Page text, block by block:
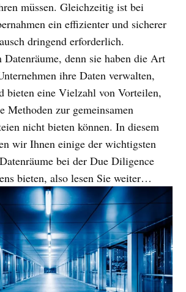
müssen. Gleichzeitig ist bei
ein effizienter und sicherer
dringend erforderlich.
Datenräume, denn sie haben die Art
ihre Daten verwalten,
bieten eine Vielzahl von Vorteilen,
Methoden zur gemeinsamen
nicht bieten können. In diesem
wir Ihnen einige der wichtigsten
bei der Due Diligence
bieten, also lesen Sie weiter…